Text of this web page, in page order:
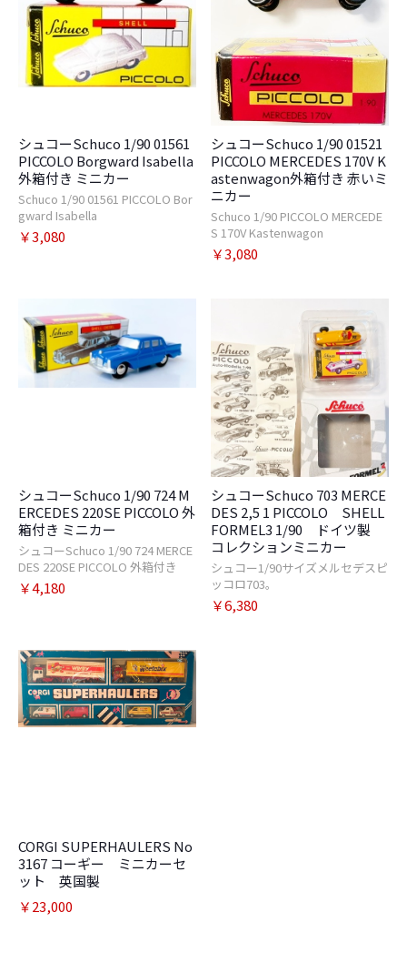
シュコーSchuco 1/90 01561
PICCOLO Borgward Isabella
外箱付き ミニカー
Schuco 1/90 01561 PICCOLO Bor
gward Isabella
￥3,080
シュコーSchuco 1/90 01521
PICCOLO MERCEDES 170V K
astenwagon外箱付き 赤いミ
ニカー
Schuco 1/90 PICCOLO MERCEDE
S 170V Kastenwagon
￥3,080
シュコーSchuco 1/90 724 M
ERCEDES 220SE PICCOLO 外
箱付き ミニカー
シュコーSchuco 1/90 724 MERCE
DES 220SE PICCOLO 外箱付き
￥4,180
シュコーSchuco 703 MERCE
DES 2,5 1 PICCOLO SHELL
FORMEL3 1/90 ドイツ製
コレクションミニカー
シュコー1/90サイズメルセデスピ
ッコロ703。
￥6,380
CORGI SUPERHAULERS No
3167 コーギー ミニカーセ
ット 英国製
￥23,000